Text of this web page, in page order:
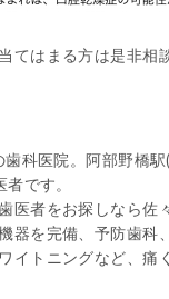
てはまる方は是非相
歯科医院。阿部野橋
です。
医者をお探しなら佐
器を完備、予防歯科
イトニングなど、痛